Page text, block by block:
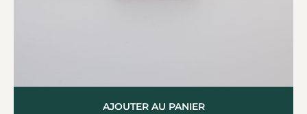
AJOUTER AU PANIER